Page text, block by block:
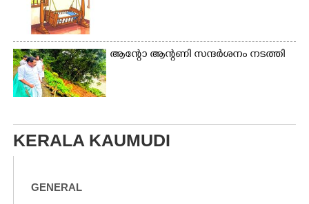
ആന്റോ ആന്റണി​ സന്ദർശനം നടത്തി​
KERALA KAUMUDI
GENERAL